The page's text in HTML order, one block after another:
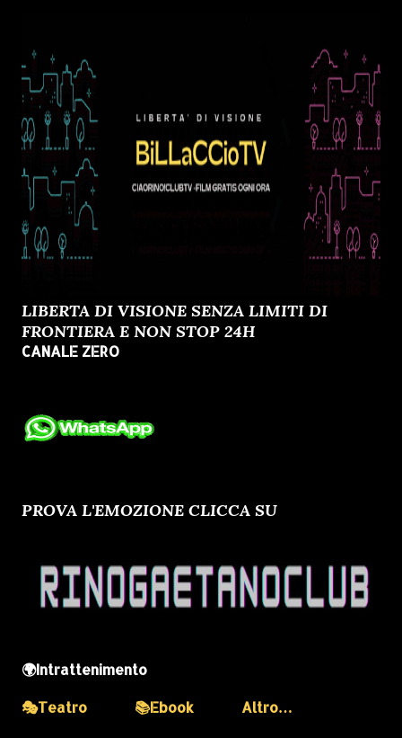
LIBERTA DI VISIONE SENZA LIMITI DI
FRONTIERA E NON STOP 24H
CANALE ZERO
PROVA L'EMOZIONE CLICCA SU
🌍Intrattenimento
🎭Teatro
📚Ebook Altro…